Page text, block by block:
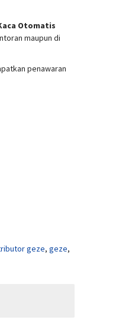
Otomatis
maupun di
penawaran
geze, geze,